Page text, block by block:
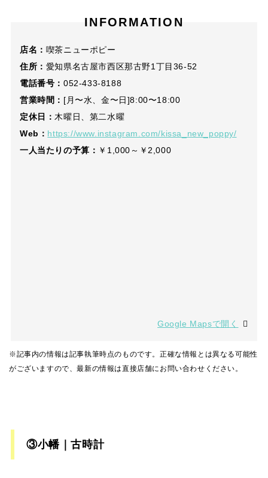
INFORMATION
店名： 喫茶ニューポピー
住所： 愛知県名古屋市西区那古野1丁目36-52
電話番号： 052-433-8188
営業時間： [月〜水、金〜日]8:00〜18:00
定休日： 木曜日、第二水曜
Web： https://www.instagram.com/kissa_new_poppy/
一人当たりの予算： ￥1,000～￥2,000
Google Mapsで開く
※記事内の情報は記事執筆時点のものです。正確な情報とは異なる可能性
がございますので、最新の情報は直接店舗にお問い合わせください。
③小幡｜古時計